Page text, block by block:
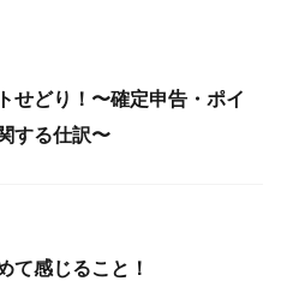
せどり！〜確定申告・ポイ
する仕訳〜
て感じること！